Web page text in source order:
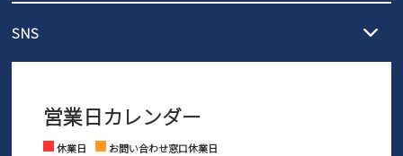
ご利用ください。
ントとしても安心してご利用いただけるよう、サイズ交換の受付期
さい。
営業時間：11時～17時
※土日祝はお問い合わせ窓口休業日となります。
SNS
Facebook Instagram
営業日カレンダー
休業日
お問い合わせ窓口休業日